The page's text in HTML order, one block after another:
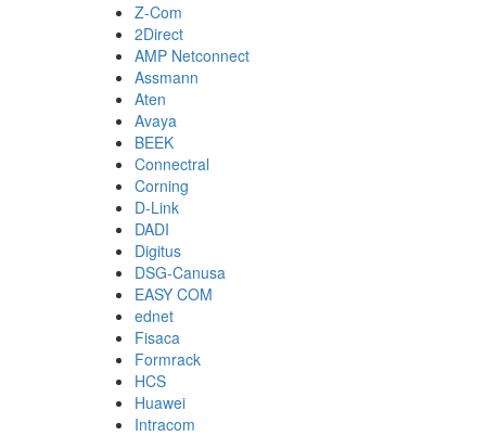
Z-Com
2Direct
AMP Netconnect
Assmann
Aten
Avaya
BEEK
Connectral
Corning
D-Link
DADI
Digitus
DSG-Canusa
EASY COM
ednet
Fisaca
Formrack
HCS
Huawei
Intracom